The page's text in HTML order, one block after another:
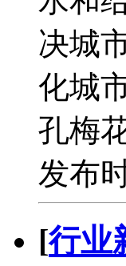
决城
化城
孔梅
发布
[行业